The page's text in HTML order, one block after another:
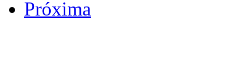
Próxima